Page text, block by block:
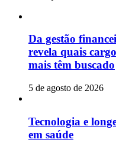
Da gestão
revela quais
mais têm buscado
5 de agosto de 2026
Tecnologia e
em saúde